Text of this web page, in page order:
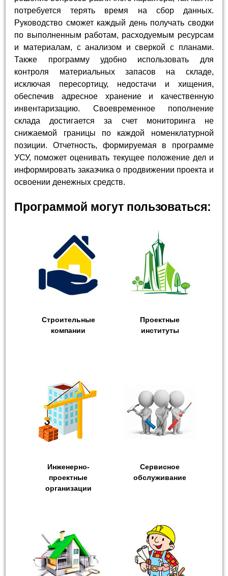
потребуется терять время на сбор данных.
Руководство сможет каждый день получать сводки
по выполненным работам, расходуемым ресурсам
и материалам, с анализом и сверкой с планами.
Также программу удобно использовать для
контроля материальных запасов на складе,
исключая пересортицу, недостачи и хищения,
обеспечив адресное хранение и качественную
инвентаризацию. Своевременное пополнение
склада достигается за счет мониторинга не
снижаемой границы по каждой номенклатурной
позиции. Отчетность, формируемая в программе
УСУ, поможет оценивать текущее положение дел и
информировать заказчика о продвижении проекта и
освоении денежных средств.
Программой могут пользоваться:
Строительные
компании
Проектные
институты
Инженерно-
проектные
организации
Сервисное
обслуживание